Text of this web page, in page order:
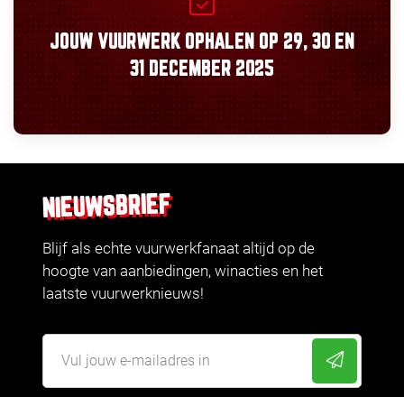
JOUW VUURWERK OPHALEN OP 29, 30 EN
31 DECEMBER 2025
NIEUWSBRIEF
Blijf als echte vuurwerkfanaat altijd op de
hoogte van aanbiedingen, winacties en het
laatste vuurwerknieuws!